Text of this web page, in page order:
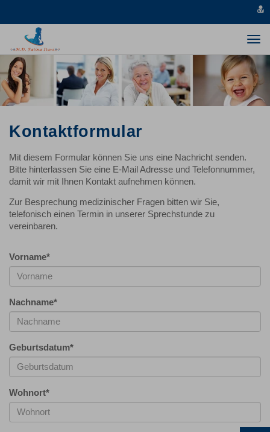
Kontaktformular
Mit diesem Formular können Sie uns eine Nachricht senden.
Bitte hinterlassen Sie eine E-Mail Adresse und Telefonnummer,
damit wir mit Ihnen Kontakt aufnehmen können.
Zur Besprechung medizinischer Fragen bitten wir Sie,
telefonisch einen Termin in unserer Sprechstunde zu
vereinbaren.
Vorname*
Nachname*
Geburtsdatum*
Wohnort*